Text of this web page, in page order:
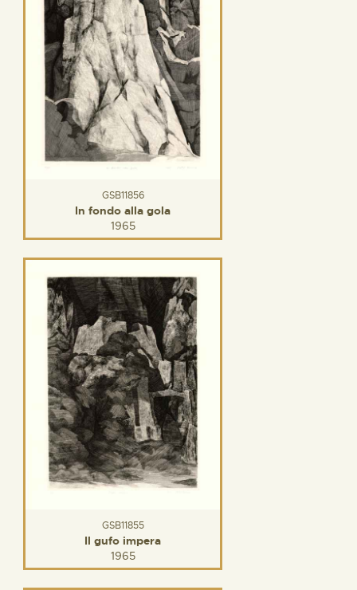
GSB11856
In fondo alla gola
1965
GSB11855
Il gufo impera
1965